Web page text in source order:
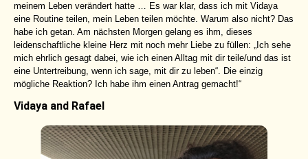
meinem Leben verändert hatte … Es war klar, dass ich mit Vidaya
eine Routine teilen, mein Leben teilen möchte. Warum also nicht? Das
habe ich getan. Am nächsten Morgen gelang es ihm, dieses
leidenschaftliche kleine Herz mit noch mehr Liebe zu füllen: „Ich sehe
mich ehrlich gesagt dabei, wie ich einen Alltag mit dir teile/und das ist
eine Untertreibung, wenn ich sage, mit dir zu leben“. Die einzig
mögliche Reaktion? Ich habe ihm einen Antrag gemacht!“
Vidaya and Rafael